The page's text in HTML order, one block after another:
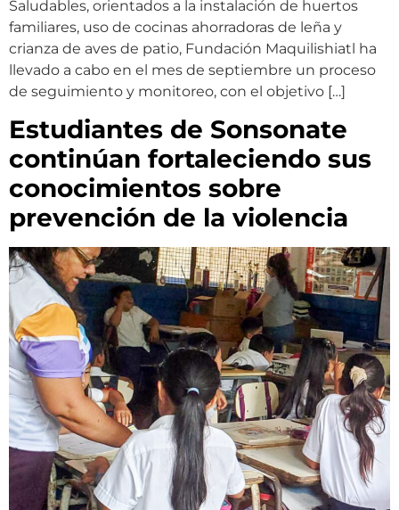
Saludables, orientados a la instalación de huertos
familiares, uso de cocinas ahorradoras de leña y
crianza de aves de patio, Fundación Maquilishiatl ha
llevado a cabo en el mes de septiembre un proceso
de seguimiento y monitoreo, con el objetivo […]
Estudiantes de Sonsonate
continúan fortaleciendo sus
conocimientos sobre
prevención de la violencia